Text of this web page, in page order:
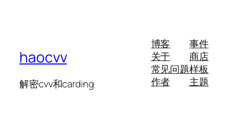
haocvv
解密cvv和carding
博客
关于
常见问题
作者
事件
商店
样板
主题